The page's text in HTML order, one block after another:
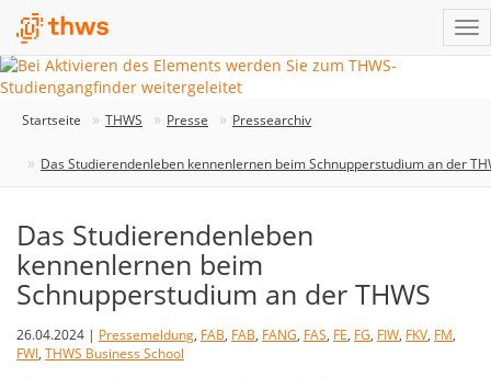
Startseite THWS Presse Pressearchiv
Das Studierendenleben kennenlernen beim Schnupperstudium an der
Das Studierendenleben
kennenlernen beim
Schnupperstudium an der THWS
26.04.2024 | Pressemeldung, FAB, FAB, FANG, FAS, FE, FG, FIW, FKV, FM,
FWI, THWS Business School